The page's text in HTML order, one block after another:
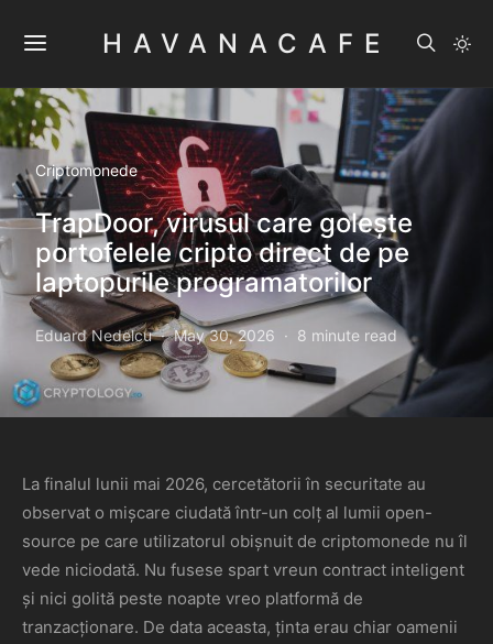
HAVANACAFE
Criptomonede
TrapDoor, virusul care golește
portofelele cripto direct de pe
laptopurile programatorilor
Eduard Nedelcu May 30, 2026 8 minute read
La finalul lunii mai 2026, cercetătorii în securitate au
observat o mișcare ciudată într-un colț al lumii open-
source pe care utilizatorul obișnuit de criptomonede nu îl
vede niciodată. Nu fusese spart vreun contract inteligent
și nici golită peste noapte vreo platformă de
tranzacționare. De data aceasta, ținta erau chiar oamenii